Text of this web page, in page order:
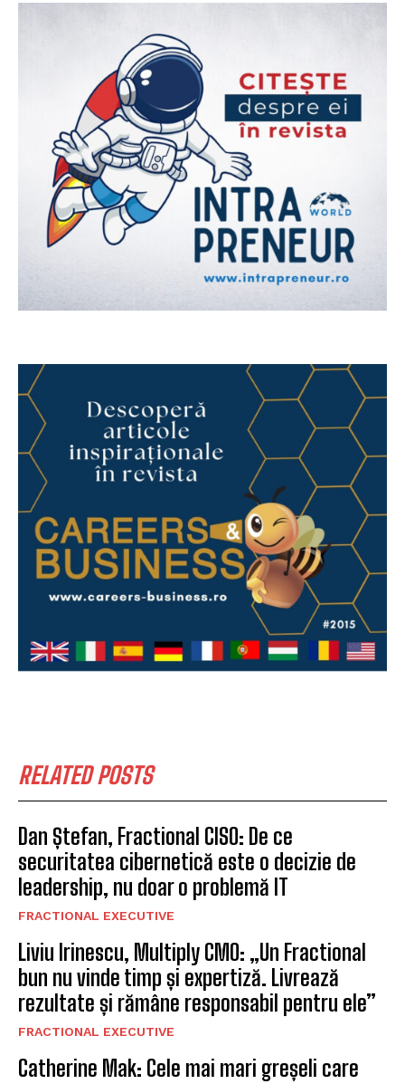
RELATED POSTS
Dan Ștefan, Fractional CISO: De ce
securitatea cibernetică este o decizie de
leadership, nu doar o problemă IT
FRACTIONAL EXECUTIVE
Liviu Irinescu, Multiply CMO: „Un Fractional
bun nu vinde timp și expertiză. Livrează
rezultate și rămâne responsabil pentru ele”
FRACTIONAL EXECUTIVE
Catherine Mak: Cele mai mari greșeli care